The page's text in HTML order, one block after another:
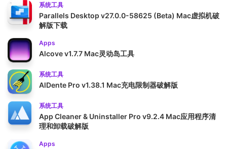
系统工具
Parallels Desktop v27.0.0-58625 (Beta) Mac虚拟机破
解版下载
Apps
Alcove v1.7.7 Mac灵动岛工具
系统工具
AlDente Pro v1.38.1 Mac充电限制器破解版
系统工具
App Cleaner & Uninstaller Pro v9.2.4 Mac应用程序清
理和卸载破解版
Apps